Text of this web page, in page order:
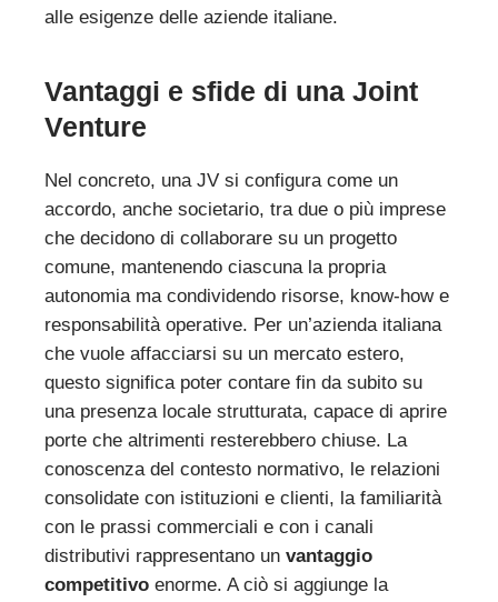
alle esigenze delle aziende italiane.
Vantaggi e sfide di una Joint
Venture
Nel concreto, una JV si configura come un
accordo, anche societario, tra due o più imprese
che decidono di collaborare su un progetto
comune, mantenendo ciascuna la propria
autonomia ma condividendo risorse, know-how e
responsabilità operative. Per un’azienda italiana
che vuole affacciarsi su un mercato estero,
questo significa poter contare fin da subito su
una presenza locale strutturata, capace di aprire
porte che altrimenti resterebbero chiuse. La
conoscenza del contesto normativo, le relazioni
consolidate con istituzioni e clienti, la familiarità
con le prassi commerciali e con i canali
distributivi rappresentano un vantaggio
competitivoenorme. A ciò si aggiunge la